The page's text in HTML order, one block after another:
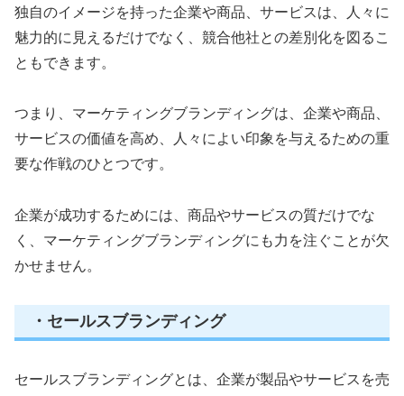
独自のイメージを持った企業や商品、サービスは、人々に
魅力的に見えるだけでなく、競合他社との差別化を図るこ
ともできます。
つまり、マーケティングブランディングは、企業や商品、
サービスの価値を高め、人々によい印象を与えるための重
要な作戦のひとつです。
企業が成功するためには、商品やサービスの質だけでな
く、マーケティングブランディングにも力を注ぐことが欠
かせません。
・セールスブランディング
セールスブランディングとは、企業が製品やサービスを売